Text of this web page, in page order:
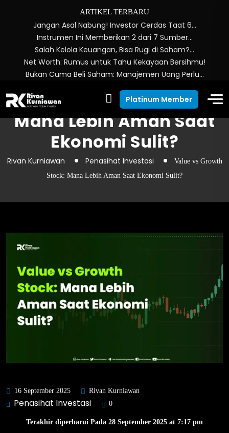
ARTIKEL TERBARU
Jangan Asal Nabung! Investor Cerdas Taat 6…
Instrumen Ini Memberikan 2 dari 7 Sumber…
Salah Kelola Keuangan, Bisa Rugi di Saham?…
Net Worth: Rumus untuk Tahu Kekayaan Bersihmu!
Bukan Cuma Beli Saham: Manajemen Uang Perlu…
Platinum Member
Value vs Growth Stock:
Mana Lebih Aman Saat
Ekonomi Sulit?
Rivan Kurniawan Penasihat Investasi
Value vs Growth
Stock: Mana Lebih Aman Saat Ekonomi Sulit?
16 September 2025 Rivan Kurniawan
Penasihat Investasi 0
Terakhir diperbarui Pada 28 September 2025 at 7:17 pm